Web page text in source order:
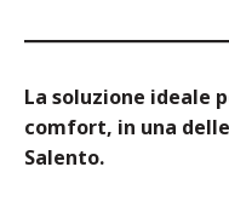
La soluzione ideale
comfort, in una
Salento.